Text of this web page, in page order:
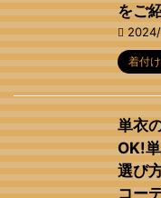
をご
着付
単衣
OK!
選び
コー